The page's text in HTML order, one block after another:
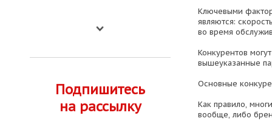
Подпишитесь
на рассылку
Ключевыми
являются:
во время
Конкурентов
вышеуказанные
Основные
Как правило,
вообще, либо